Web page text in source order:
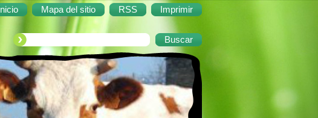
Inicio Mapa del sitio RSS Imprimir